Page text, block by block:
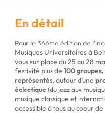
En détail
Pour la 36ème édition de
Musiques Universitaires à
vous sur place du 25 au 28
festivité plus de 100
représentés, autour d’une
éclectique(du jazz aux
musique classique et
accessible à tous au coeur